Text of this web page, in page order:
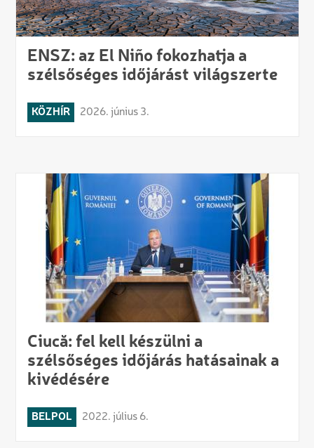
ENSZ: az El Niño fokozhatja a
szélsőséges időjárást világszerte
KÖZHÍR 2026. június 3.
Ciucă: fel kell készülni a
szélsőséges időjárás hatásainak a
kivédésére
BELPOL 2022. július 6.